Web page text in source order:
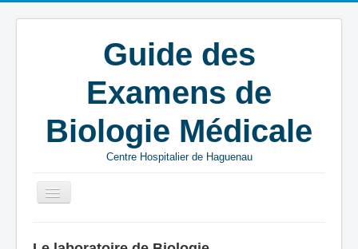
Guide des
Examens de
Biologie Médicale
Centre Hospitalier de Haguenau